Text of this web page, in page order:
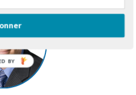
BY